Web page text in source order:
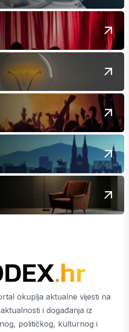
okuplja aktualne vijesti na
i događanja iz
političkog, kulturnog i